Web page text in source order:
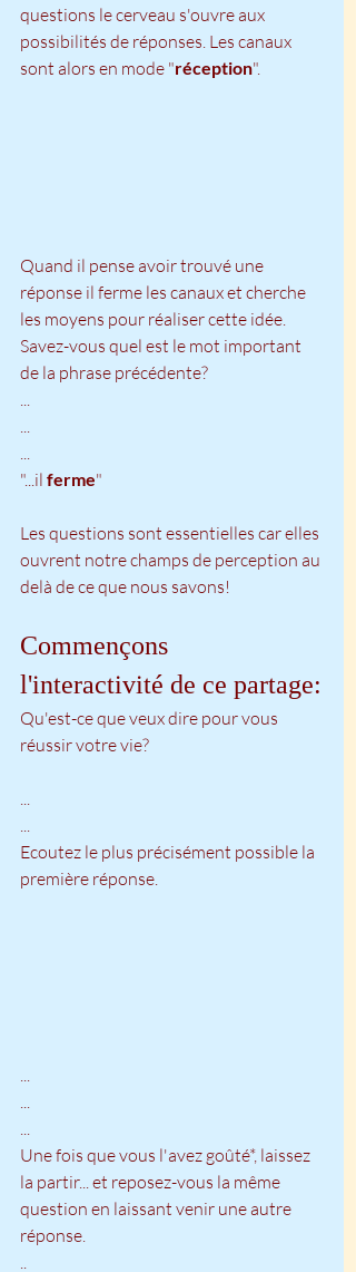
questions le cerveau s'ouvre aux
possibilités de réponses. Les canaux
sont alors en mode "réception".
Quand il pense avoir trouvé une
réponse il ferme les canaux et cherche
les moyens pour réaliser cette idée.
Savez-vous quel est le mot important
de la phrase précédente?
...
...
...
"...il ferme"
Les questions sont essentielles car elles
ouvrent notre champs de perception au
delà de ce que nous savons!
Commençons
l'interactivité de ce partage:
Qu'est-ce que veux dire pour vous
réussir votre vie?
...
...
Ecoutez le plus précisément possible la
première réponse.
...
...
...
Une fois que vous l'avez goûté*, laissez
la partir... et reposez-vous la même
question en laissant venir une autre
réponse.
..